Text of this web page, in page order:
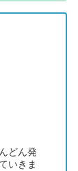
どん発
いきま